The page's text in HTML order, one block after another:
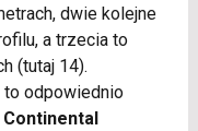
dwie kolejne
a trzecia to
(tutaj 14).
to odpowiednio
Continental